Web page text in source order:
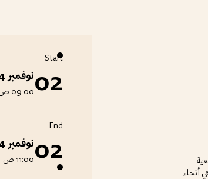
أنحاء
Start
02نوفمبر 2024
09:00 ص
End
02نوفمبر 2024
11:00 ص